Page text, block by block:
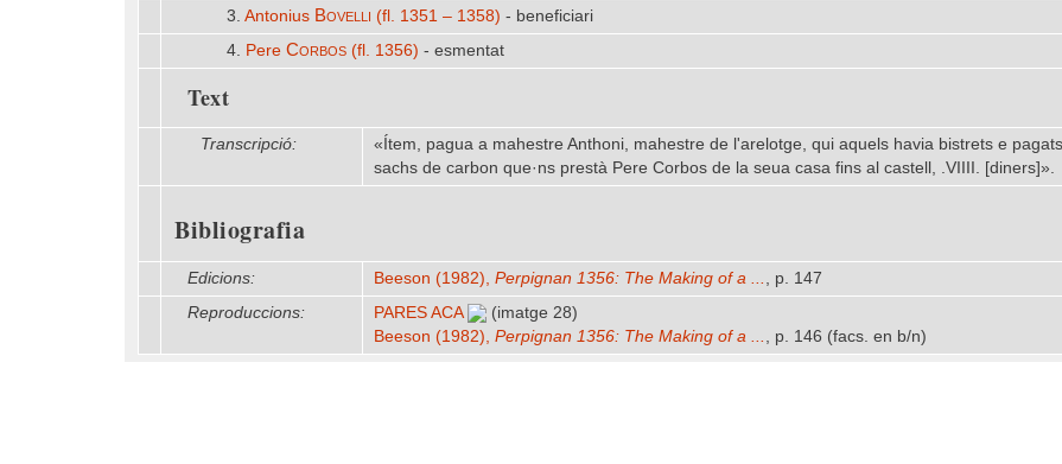
3. Antonius Bovelli (fl. 1351 – 1358) - beneficiari
4. Pere Corbos (fl. 1356) - esmentat
Text
Transcripció:
«Ítem, pagua a mahestre Anthoni, mahestre de l'arelotge, qui aquels havia bistrets e
sachs de carbon que·ns prestà Pere Corbos de la seua casa fins al castell, .VIIII. [diners]».
Bibliografia
Edicions: Beeson (1982), Perpignan 1356: The Making of a ... , p. 147
Reproduccions:
PARES ACA
(imatge 28)
Beeson (1982), Perpignan 1356: The Making of a ... , p. 146 (facs. en b/n)